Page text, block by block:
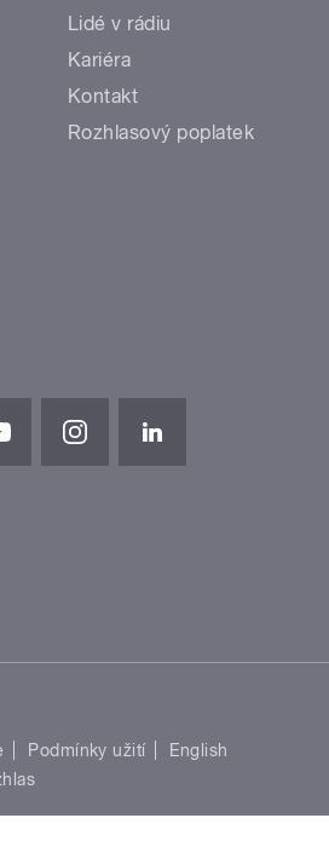
Lidé v rádiu
Kariéra
Kontakt
Rozhlasový poplatek
Podmínky užití
English